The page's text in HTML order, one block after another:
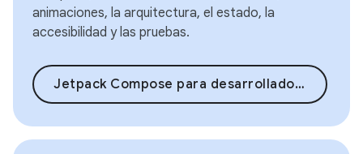
animaciones, la arquitectura, el estado, la
accesibilidad y las pruebas.
Jetpack Compose para desarrolladores de Android